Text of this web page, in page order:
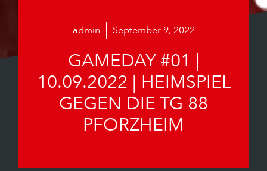
admin September 9, 2022
GAMEDAY #01 |
10.09.2022 | HEIMSPIEL
GEGEN DIE TG 88
PFORZHEIM